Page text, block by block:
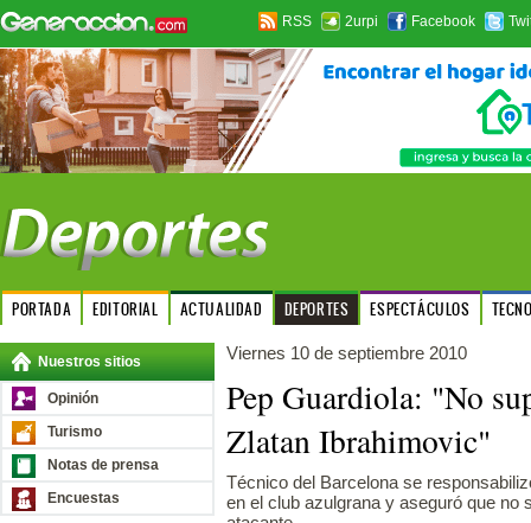
RSS 2urpi Facebook
PORTADA EDITORIAL ACTUALIDAD DEPORTES ESPECTÁCULOS
Nuestros sitios
Opinión
Turismo
Notas de prensa
Encuestas
Viernes 10 de septiembre 2010
Pep Guardiola: "No
Zlatan Ibrahimovic"
Técnico del Barcelona se
en el club azulgrana y aseguró que no